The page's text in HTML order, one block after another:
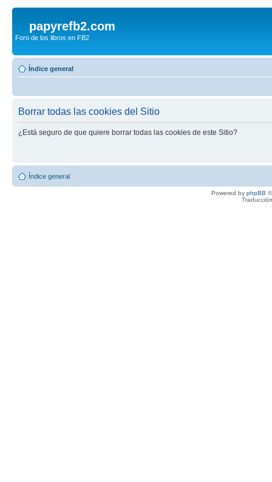
papyrefb2.com
Foro de los libros en FB2
Índice general
Borrar todas las cookies del Sitio
¿Está seguro de que quiere borrar todas las cookies de este Sitio?
Índice general
Powered by phpBB